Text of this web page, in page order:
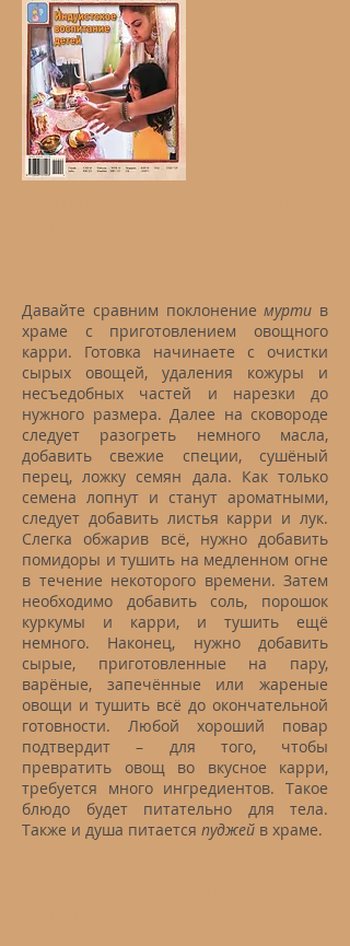
Давайте сравним поклонениемурти в
храме с приготовлением овощного
карри. Готовка начинаете с очистки
сырых овощей, удаления кожуры и
несъедобных частей и нарезки до
нужного размера. Далее на сковороде
следует разогреть немного масла,
добавить свежие специи, сушёный
перец, ложку семян дала. Как только
семена лопнут и станут ароматными,
следует добавить листья карри и лук.
Слегка обжарив всё, нужно добавить
помидоры и тушить на медленном огне
в течение некоторого времени. Затем
необходимо добавить соль, порошок
куркумы и карри, и тушить ещё
немного. Наконец, нужно добавить
сырые, приготовленные на пару,
варёные, запечённые или жареные
овощи и тушить всё до окончательной
готовности. Любой хороший повар
подтвердит – для того, чтобы
превратить овощ во вкусное карри,
требуется много ингредиентов. Такое
блюдо будет питательно для тела.
Также и душа питается пуджей в храме.